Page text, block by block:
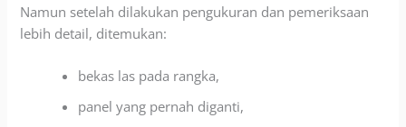
Namun setelah dilakukan pengukuran dan pemeriksaan
lebih detail, ditemukan:
bekas las pada rangka,
panel yang pernah diganti,